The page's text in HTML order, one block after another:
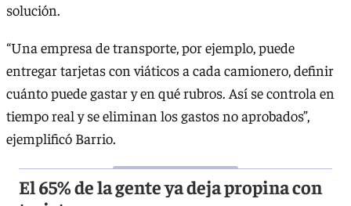
solución.
“Una empresa de transporte, por ejemplo, puede
entregar tarjetas con viáticos a cada camionero, definir
cuánto puede gastar y en qué rubros. Así se controla en
tiempo real y se eliminan los gastos no aprobados”,
ejemplificó Barrio.
El 65% de la gente ya deja propina con